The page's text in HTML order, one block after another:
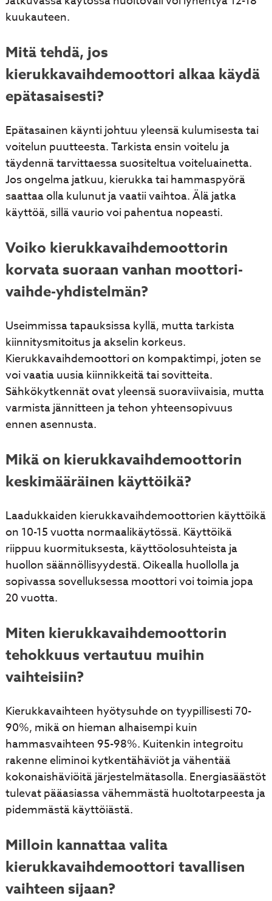
kuukauteen.
Mitä tehdä, jos
kierukkavaihdemoottori alkaa käydä
epätasaisesti?
Epätasainen käynti johtuu yleensä kulumisesta tai
voitelun puutteesta. Tarkista ensin voitelu ja
täydennä tarvittaessa suositeltua voiteluainetta.
Jos ongelma jatkuu, kierukka tai hammaspyörä
saattaa olla kulunut ja vaatii vaihtoa. Älä jatka
käyttöä, sillä vaurio voi pahentua nopeasti.
Voiko kierukkavaihdemoottorin
korvata suoraan vanhan moottori-
vaihde-yhdistelmän?
Useimmissa tapauksissa kyllä, mutta tarkista
kiinnitysmitoitus ja akselin korkeus.
Kierukkavaihdemoottori on kompaktimpi, joten se
voi vaatia uusia kiinnikkeitä tai sovitteita.
Sähkökytkennät ovat yleensä suoraviivaisia, mutta
varmista jännitteen ja tehon yhteensopivuus
ennen asennusta.
Mikä on kierukkavaihdemoottorin
keskimääräinen käyttöikä?
Laadukkaiden kierukkavaihdemoottorien käyttöikä
on 10-15 vuotta normaalikäytössä. Käyttöikä
riippuu kuormituksesta, käyttöolosuhteista ja
huollon säännöllisyydestä. Oikealla huollolla ja
sopivassa sovelluksessa moottori voi toimia jopa
20 vuotta.
Miten kierukkavaihdemoottorin
tehokkuus vertautuu muihin
vaihteisiin?
Kierukkavaihteen hyötysuhde on tyypillisesti 70-
90%, mikä on hieman alhaisempi kuin
hammasvaihteen 95-98%. Kuitenkin integroitu
rakenne eliminoi kytkentähäviöt ja vähentää
kokonaishäviöitä järjestelmätasolla. Energiasäästöt
tulevat pääasiassa vähemmästä huoltotarpeesta ja
pidemmästä käyttöiästä.
Milloin kannattaa valita
kierukkavaihdemoottori tavallisen
vaihteen sijaan?